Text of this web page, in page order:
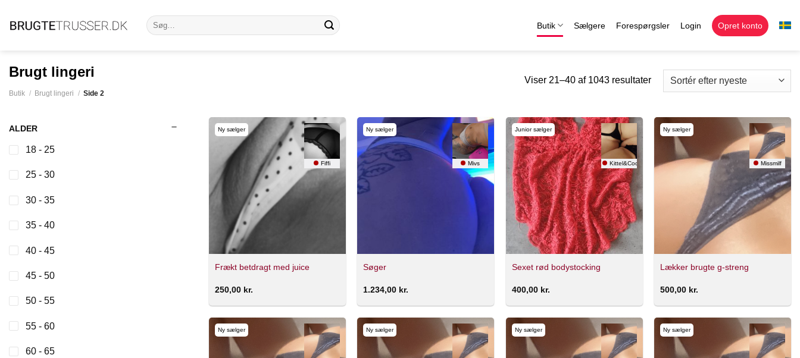
Søg
efter:
Butik Sælgere Forespørgsler Login Opret konto
Brugt lingeri
Butik / Brugt lingeri / Side 2
Viser 21–40 af 1043 resultater
ALDER
18 - 25
25 - 30
30 - 35
35 - 40
40 - 45
45 - 50
50 - 55
55 - 60
60 - 65
Ny sælger
Fiffi
Frækt betdragt med juice
250,00 kr.
Ny sælger
Mivs
Søger
1.234,00 kr.
Junior sælger
Kittel&Cocktail
Sexet rød bodystocking
400,00 kr.
Ny sælger
Missmilf
Lækker brugte g-streng
500,00 kr.
Ny sælger Ny sælger Ny sælger Ny sælger